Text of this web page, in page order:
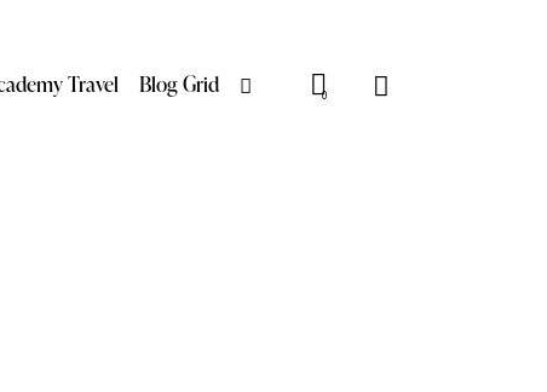
Travel Blog Grid 0